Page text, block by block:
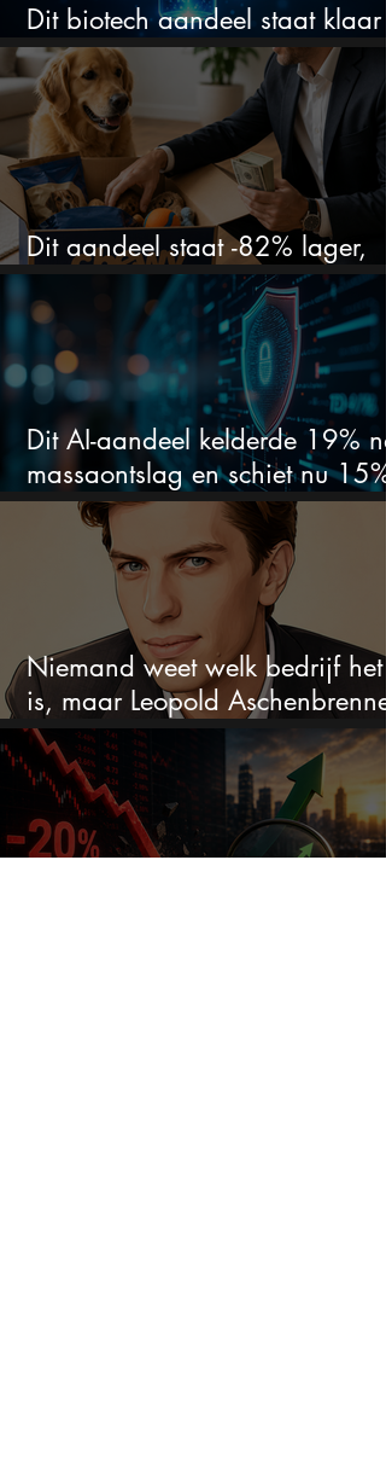
Dit biotech aandeel staat klaar
voor een flinke rally
Dit aandeel staat -82% lager,
terwijl het bedrijf gewoon groeit
Dit AI-aandeel kelderde 19% na
massaontslag en schiet nu 15%
omhoog
Niemand weet welk bedrijf het
is, maar Leopold Aschenbrenner
zet er nu $500 miljoen op